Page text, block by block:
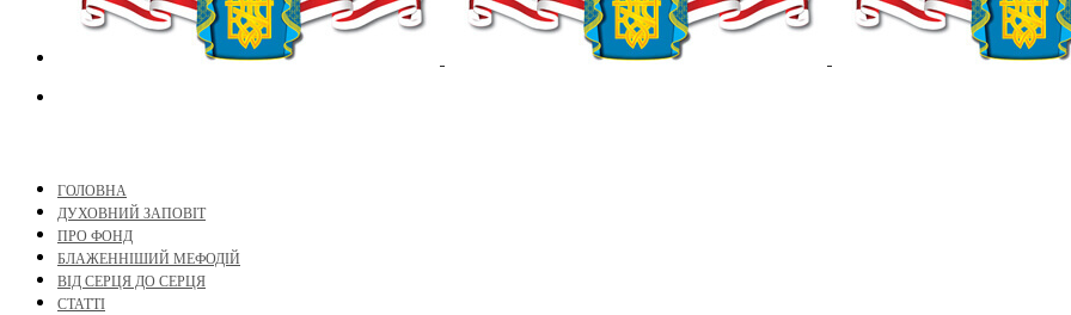
ГОЛОВНА
ДУХОВНИЙ ЗАПОВІТ
ПРО ФОНД
БЛАЖЕННІШИЙ МЕФОДІЙ
ВІД СЕРЦЯ ДО СЕРЦЯ
СТАТТІ